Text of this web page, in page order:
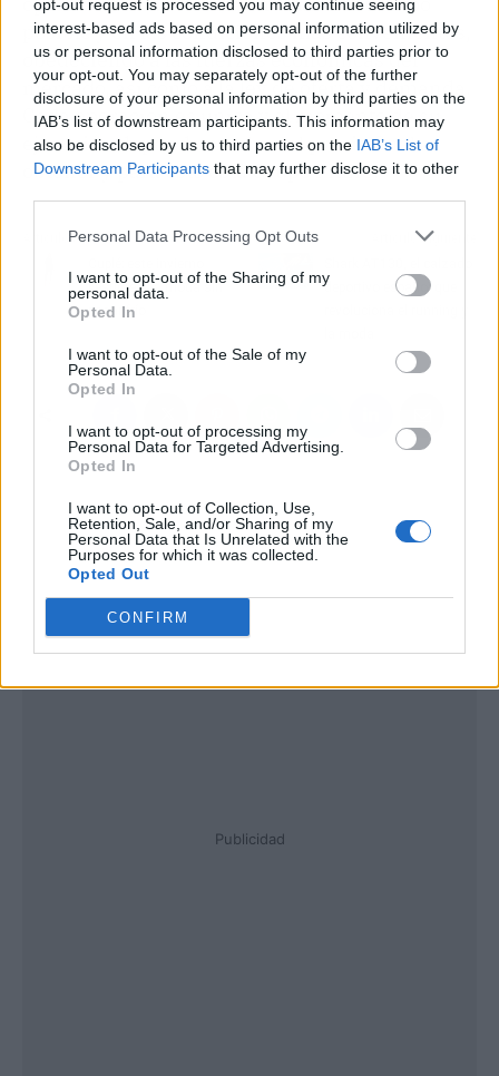
opt-out request is processed you may continue seeing
interest-based ads based on personal information utilized by
us or personal information disclosed to third parties prior to
your opt-out. You may separately opt-out of the further
disclosure of your personal information by third parties on the
IAB’s list of downstream participants. This information may
also be disclosed by us to third parties on the IAB’s List of
Downstream Participants that may further disclose it to other
Personal Data Processing Opt Outs
I want to opt-out of the Sharing of my
personal data.
Opted In
I want to opt-out of the Sale of my
Personal Data.
Opted In
I want to opt-out of processing my
Personal Data for Targeted Advertising.
Opted In
I want to opt-out of Collection, Use,
Retention, Sale, and/or Sharing of my
Personal Data that Is Unrelated with the
Purposes for which it was collected.
Opted Out
CONFIRM
posible y en las condiciones más convenientes,
obedeciendo a las fuerzas económicas del
mercado, así como a la ley de oferta y demanda.
Cada operación es única y el momento de su
ejecución depende mucho del precio final a
obtener y para esto está Grupo PREIC.
Artículo anterior
vestirse a la moda sin
pasar frío
Artículo siguiente
deportivo español que
Publicidad